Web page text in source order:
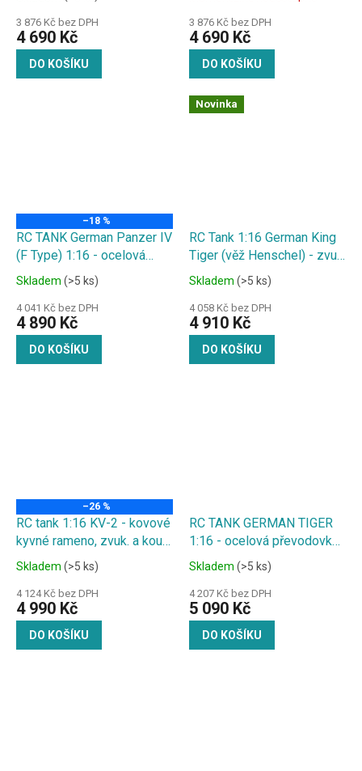
efekty, střílí kuličky
3 876 Kč bez DPH
4 690 Kč
DO KOŠÍKU
3 876 Kč bez DPH
4 690 Kč
DO KOŠÍKU
–18 %
RC TANK German Panzer IV
(F Type) 1:16 - ocelová
převodovka, kovové kyvné
rameno, zvuk. a kouř.
efekty, střílí kuličky
Skladem (>5 ks)
4 041 Kč bez DPH
4 890 Kč
DO KOŠÍKU
Novinka
RC Tank 1:16 German King
Tiger (věž Henschel) - zvuk.
a kouř. efekty, střílí kuličky
Skladem (>5 ks)
4 058 Kč bez DPH
4 910 Kč
DO KOŠÍKU
–26 %
RC tank 1:16 KV-2 - kovové
kyvné rameno, zvuk. a kouř.
efekty, střílí kuličky
Skladem (>5 ks)
4 124 Kč bez DPH
4 990 Kč
DO KOŠÍKU
RC TANK GERMAN TIGER
1:16 - ocelová převodovka,
kovové kyvné rameno, kouř.
a zvuk. efekty, ocelové
převody, střílí kuličky
Skladem (>5 ks)
4 207 Kč bez DPH
5 090 Kč
DO KOŠÍKU